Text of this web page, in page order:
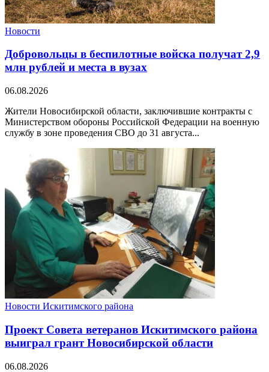
Новости
Добровольцы в беспилотные войска получат 2,9
млн рублей и места в вузах
06.08.2026
Жители Новосибирской области, заключившие контракты с
Министерством обороны Российской Федерации на военную
службу в зоне проведения СВО до 31 августа...
Новости Искитимского района
Проект Совета ветеранов Искитимского района
выиграл грант Новосибирской области
06.08.2026